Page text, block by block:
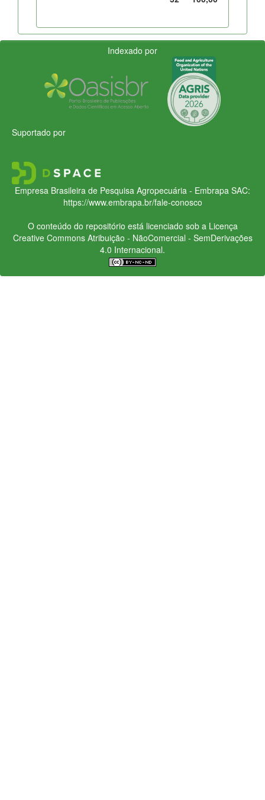
Indexado por
Suportado por
Empresa Brasileira de Pesquisa Agropecuária - Embrapa SAC:
https://www.embrapa.br/fale-conosco
O conteúdo do repositório está licenciado sob a Licença
Creative CommonsAtribuição - NãoComercial - SemDerivações
4.0 Internacional.